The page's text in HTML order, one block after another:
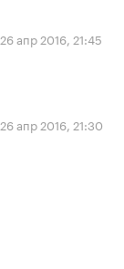
26 апр 2016, 21:45
26 апр 2016, 21:30